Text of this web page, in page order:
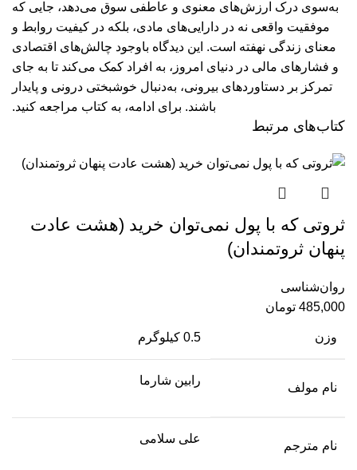
به‌سوی درک ارزش‌های معنوی و عاطفی سوق می‌دهد، جایی که
موفقیت واقعی نه در دارایی‌های مادی، بلکه در کیفیت روابط و
معنای زندگی نهفته است. این دیدگاه باوجود چالش‌های اقتصادی
و فشارهای مالی در دنیای امروز، به افراد کمک می‌کند تا به جای
تمرکز بر دستاوردهای بیرونی، به‌دنبال خوشبختی درونی و پایدار
باشند. برای ادامه، به کتاب مراجعه کنید.
کتاب‌های مرتبط
ثروتی که با پول نمی‌توان خرید (هشت عادت
پنهان ثروتمندان)
روان‌شناسی
485,000 تومان
وزن 0.5 کیلوگرم
نام مولف
رابین شارما
نام مترجم
علی سلامی